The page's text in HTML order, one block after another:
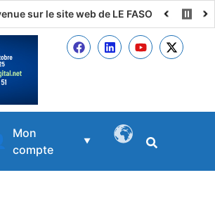
le site web de LE FASO DIGITAL
Mon
compte
▼